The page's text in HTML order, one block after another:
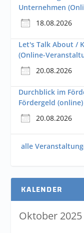
Unternehmen
18.08.2026
Let's Talk About /
(Online-
20.08.2026
Durchblick im
Fördergeld (online)
20.08.2026
alle
KALENDER